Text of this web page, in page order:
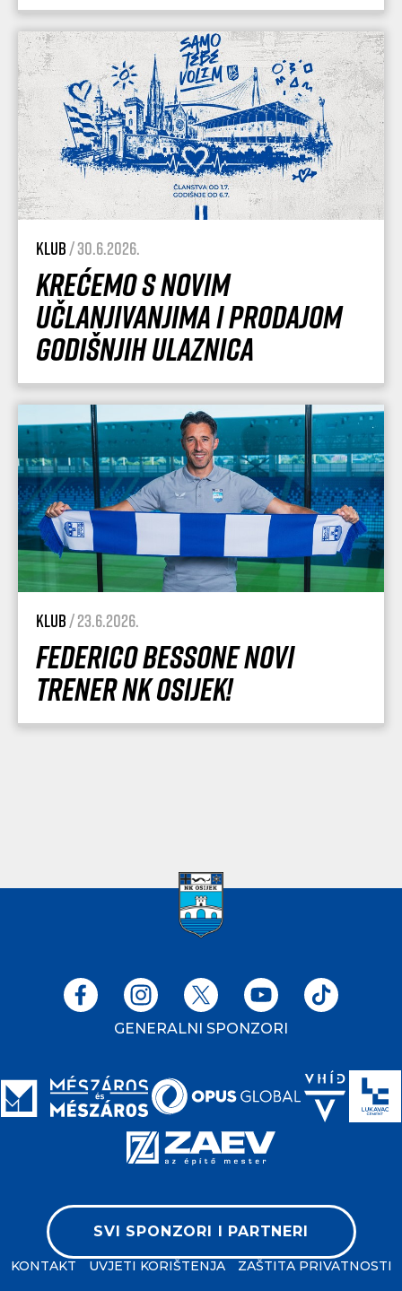
Klub/ 30.6.2026.
Krećemo s novim
učlanjivanjima i prodajom
godišnjih ulaznica
Klub/ 23.6.2026.
Federico Bessone novi
trener NK Osijek!
GENERALNI SPONZORI
SVI SPONZORI I PARTNERI
KONTAKT UVJETI KORIŠTENJA ZAŠTITA PRIVATNOSTI